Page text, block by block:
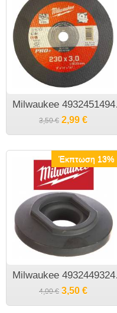
3,50 € 2,99 €
Έκπτωση 13%
4,00 € 3,50 €